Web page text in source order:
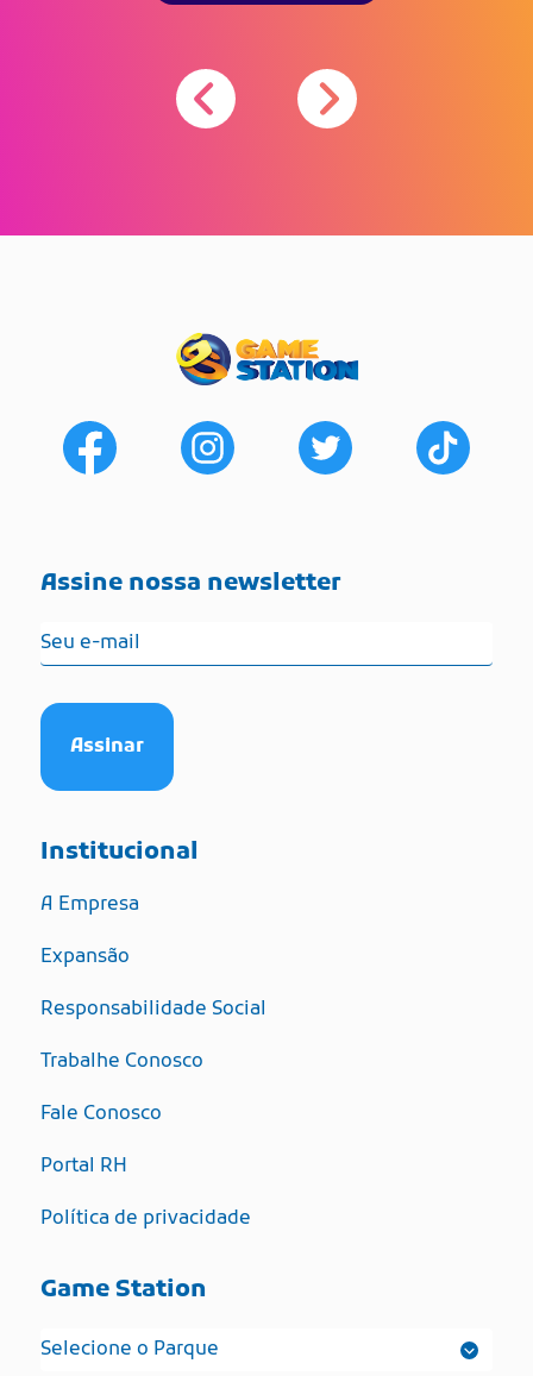
Institucional
A Empresa
Expansão
Responsabilidade Social
Trabalhe Conosco
Fale Conosco
Portal RH
Política de privacidade
Game Station
Assine nossa newsletter